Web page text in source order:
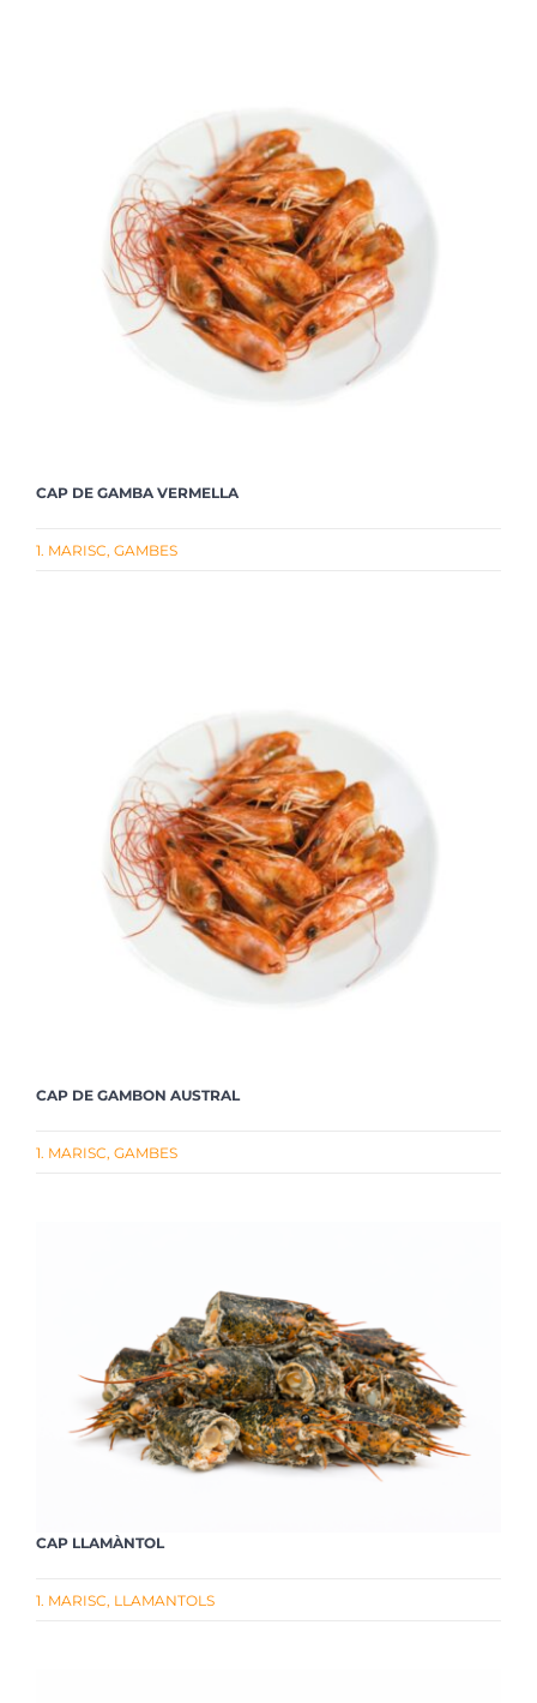
CAP DE GAMBA VERMELLA
1. MARISC, GAMBES
CAP DE GAMBON AUSTRAL
1. MARISC, GAMBES
CAP LLAMÀNTOL
1. MARISC, LLAMANTOLS